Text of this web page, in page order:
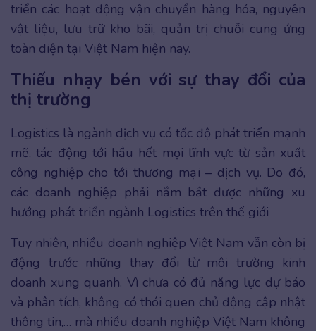
triển các hoạt động vận chuyển hàng hóa, nguyên
vật liệu, lưu trữ kho bãi, quản trị chuỗi cung ứng
toàn diện tại Việt Nam hiện nay.
Thiếu nhạy bén với sự thay đổi của
thị trường
Logistics là ngành dịch vụ có tốc độ phát triển mạnh
mẽ, tác động tới hầu hết mọi lĩnh vực từ sản xuất
công nghiệp cho tới thương mại – dịch vụ. Do đó,
các doanh nghiệp phải nắm bắt được những xu
hướng phát triển ngành Logistics trên thế giới
Tuy nhiên, nhiều doanh nghiệp Việt Nam vẫn còn bị
động trước những thay đổi từ môi trường kinh
doanh xung quanh. Vì chưa có đủ năng lực dự báo
và phân tích, không có thói quen chủ động cập nhật
thông tin,… mà nhiều doanh nghiệp Việt Nam không